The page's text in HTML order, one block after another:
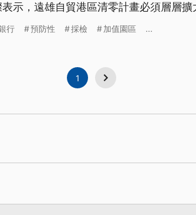
示，遠雄自貿港區清零計畫必須層層
行 預防性 採檢 加值園區 ...
1